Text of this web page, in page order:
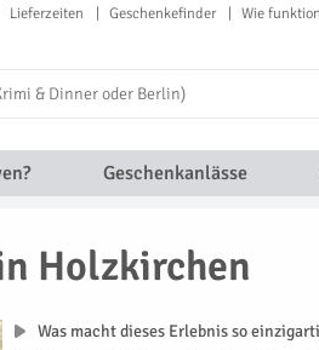
Lieferzeiten Geschenkefinder Wie
Geschenkanlässe
Holzkirchen
Was macht dieses Erlebnis so